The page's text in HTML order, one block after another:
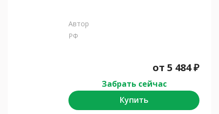
Автор
РФ
от 5 484₽
Забрать сейчас
Купить